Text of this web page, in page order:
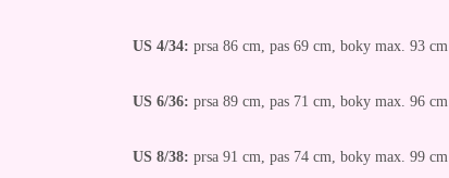
US 4/34: prsa 86 cm, pas 69 cm, boky max. 93 cm
US 6/36: prsa 89 cm, pas 71 cm, boky max. 96 cm
US 8/38: prsa 91 cm, pas 74 cm, boky max. 99 cm